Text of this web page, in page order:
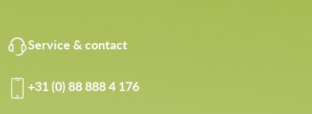
Service & contact
+31 (0) 88 888 4 176